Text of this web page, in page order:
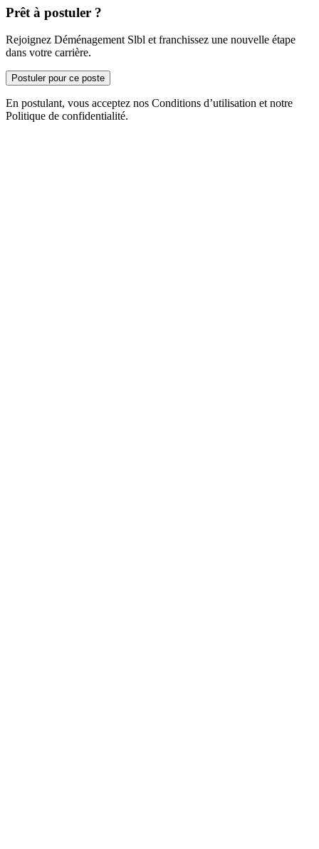
Prêt à postuler ?
Rejoignez Déménagement Slbl et franchissez une nouvelle étape
dans votre carrière.
Postuler pour ce poste
En postulant, vous acceptez nos Conditions d’utilisation et notre
Politique de confidentialité.